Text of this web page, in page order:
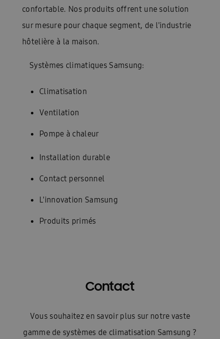
confortable. Nos produits offrent une solution
sur mesure pour chaque segment, de l'industrie
hôtelière à la maison.
Systèmes climatiques Samsung:
Climatisation
Ventilation
Pompe à chaleur
Installation durable
Contact personnel
L'innovation Samsung
Produits primés
Contact
Vous souhaitez en savoir plus sur notre vaste
gamme de systèmes de climatisation Samsung ?